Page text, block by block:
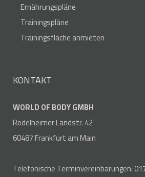
Ernährungspläne
Trainingspläne
Trainingsfläche anmieten
KONTAKT
WORLD OF BODY GMBH
Rödelheimer Landstr. 42
60487 Frankfurt am Main
Telefonische Terminvereinbarungen: